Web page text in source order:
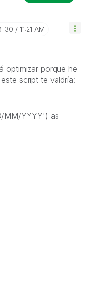
30 11:21 AM
optimizar porque he
script te valdría:
MM/YYYY') as